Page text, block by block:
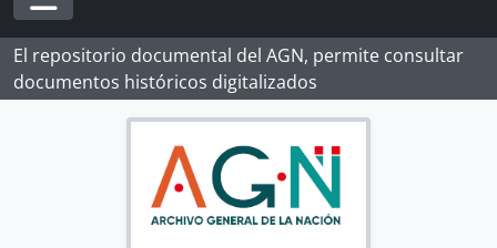
Toggle navigation
El repositorio documental del AGN, permite consultar
documentos históricos digitalizados
[Pièce] Certificación
[Dossier] Plazo perentorio
[Pièce] Certificación
[Pièce] Borrador de cuenta
[Pièce] Testimonio de escritura de posesión
[Pièce] Testimonio de escritura de venta
[Pièce] Borrador de registros